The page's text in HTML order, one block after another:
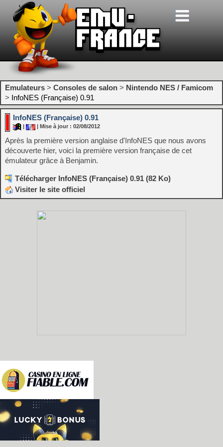
Emulateurs > Consoles de salon > Nintendo NES / Famicom
> InfoNES (Française) 0.91
InfoNES (Française) 0.91
| Mise à jour : 02/08/2012
Après la première version anglaise d'InfoNES que nous avons
découverte hier, voici la première version française de cet
émulateur grâce à Benjamin.
Télécharger InfoNES (Française) 0.91 (82 Ko)
Visiter le site officiel